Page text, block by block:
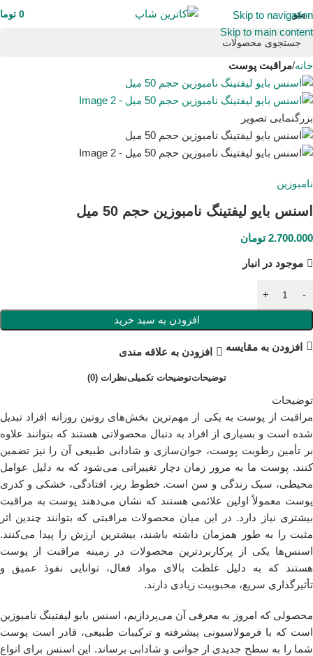
Skip to navigation
Skip to main content
منو 0
خانه مراقبت پوست
بزرگنمایی تصویر
نامبوزین
اسنس بایو لیفتینگ نامبوزین حجم 50 میل
2.700.000 تومان
موجود در انبار
افزودن به سبد خرید
افزودن به مقایسه افزودن به علاقه مندی
توضیحاتتوضیحات تکمیلینظرات (0)
توضیحات
مراقبت از پوست به یکی از مهم‌ترین بخش‌های روتین روزانه افراد تبدیل
شده است و بسیاری از افراد به دنبال محصولاتی هستند که بتوانند علاوه
بر تأمین رطوبت پوست، جوان‌سازی و شادابی طبیعی آن را نیز تضمین
کنند. پوست ما به مرور زمان دچار تغییراتی می‌شود که به دلیل عوامل
محیطی، سبک زندگی و سن است. خطوط ریز، افتادگی، خشکی و کدری
پوست معمولاً اولین علائمی هستند که نشان می‌دهند پوست به مراقبت
بیشتری نیاز دارد. در این میان محصولات مراقبتی که بتوانند چندین اثر
مثبت را به طور همزمان داشته باشند، بیشترین ارزش را پیدا می‌کنند.
اسنس‌ها یکی از پرکاربردترین محصولات در زمینه مراقبت از پوست
هستند که به دلیل غلظت بالای مواد فعال، توانایی نفوذ عمیق و
تأثیرگذاری سریع، محبوبیت زیادی دارند.
محصولی که امروز به معرفی آن می‌پردازیم، اسنس بایو لیفتینگ نامبوزین
است که با فرمولاسیونی پیشرفته و ترکیبات طبیعی، قادر است پوست
شما را به سطح جدیدی از جوانی و شادابی برساند. این اسنس برای انواع